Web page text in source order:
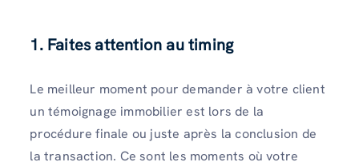
1. Faites attention au timing
Le meilleur moment pour demander à votre client
un témoignage immobilier est lors de la
procédure finale ou juste après la conclusion de
la transaction. Ce sont les moments où votre